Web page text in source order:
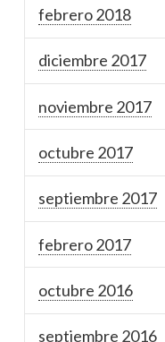
febrero 2018
diciembre 2017
noviembre 2017
octubre 2017
septiembre 2017
febrero 2017
octubre 2016
septiembre 2016